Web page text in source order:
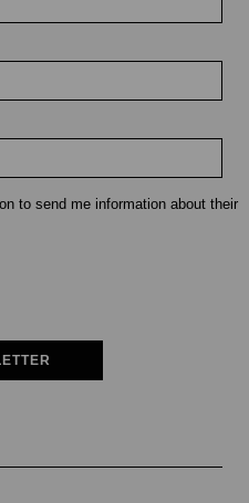
to send me information about their